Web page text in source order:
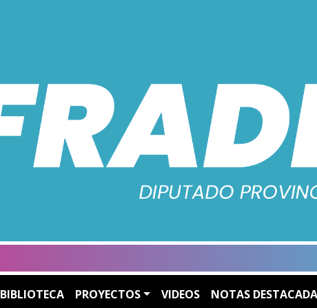
BIBLIOTECA PROYECTOS VIDEOS NOTAS